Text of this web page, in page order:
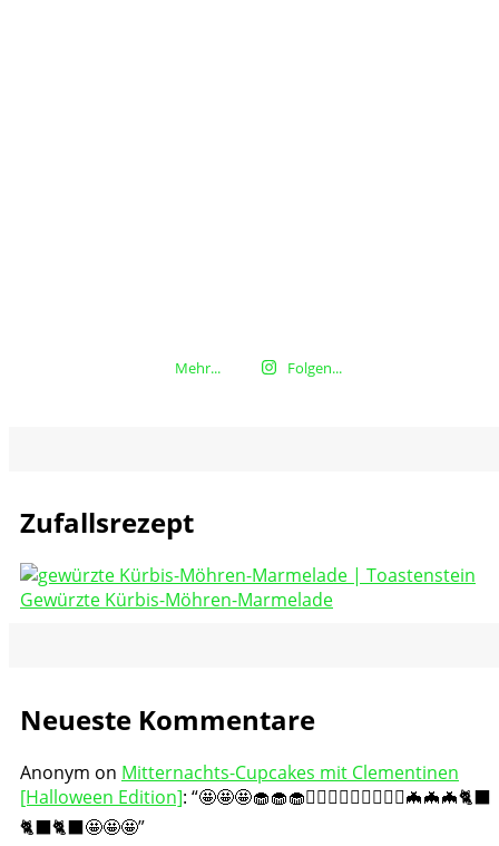
Mehr... Folgen...
Zufallsrezept
Gewürzte Kürbis-Möhren-Marmelade
Neueste Kommentare
Anonym on Mitternachts-Cupcakes mit Clementinen
[Halloween Edition]: “🤩🤩🤩🧁🧁🧁🧛🏻‍♀️🧛🏻‍♀️🧛🏻‍♀️🦇🦇🦇🐈‍⬛
🐈‍⬛🐈‍⬛🤩🤩🤩”